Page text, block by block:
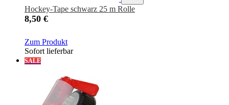
Hockey-Tape schwarz 25 m Rolle
8,50 €
Zum Produkt
Sofort lieferbar
SALE